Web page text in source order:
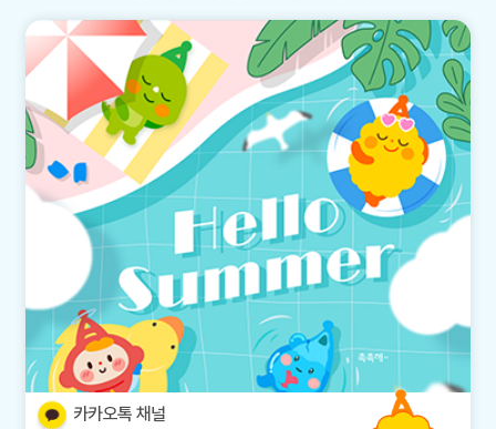
카카오톡 채널